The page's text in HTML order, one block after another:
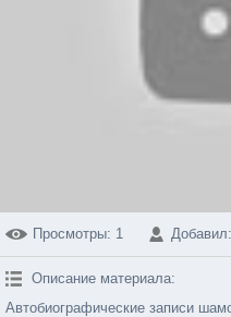
Просмотры: 1 Добавил:
Описание материала:
Автобиографические записи